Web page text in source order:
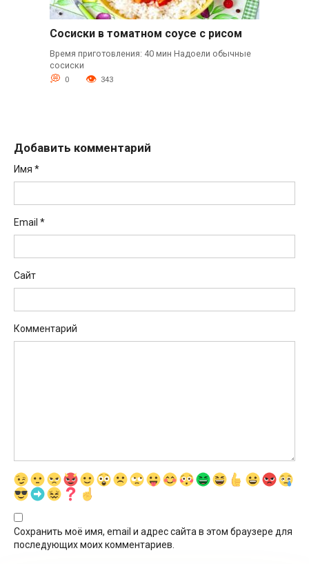
Сосиски в томатном соусе с рисом
Время приготовления: 40 мин Надоели обычные
сосиски
0 343
Добавить комментарий
Имя *
Email *
Сайт
Комментарий
Сохранить моё имя, email и адрес сайта в этом браузере для
последующих моих комментариев.